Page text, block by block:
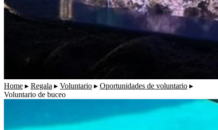
Home ▸ Regala ▸ Voluntario ▸ Oportunidades de voluntario ▸
Voluntario de buceo